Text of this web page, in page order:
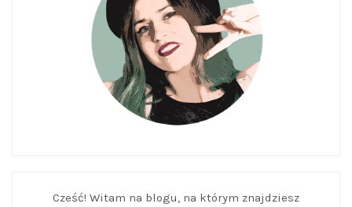
Cześć! Witam na blogu, na którym znajdziesz